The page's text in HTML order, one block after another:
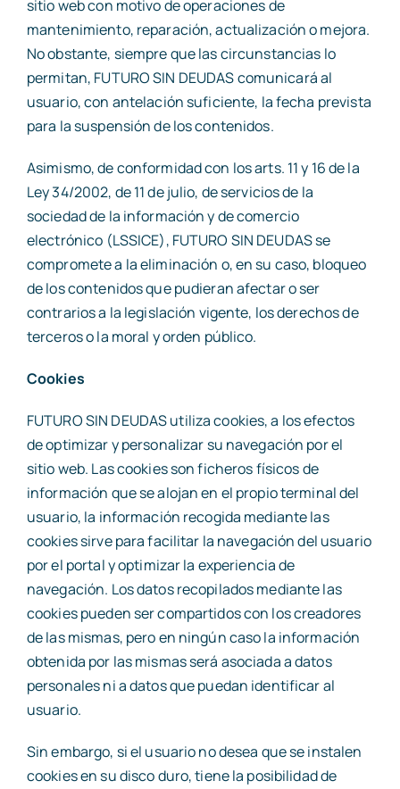
sitio web con motivo de operaciones de
mantenimiento, reparación, actualización o mejora.
No obstante, siempre que las circunstancias lo
permitan, FUTURO SIN DEUDAS comunicará al
usuario, con antelación suficiente, la fecha prevista
para la suspensión de los contenidos.
Asimismo, de conformidad con los arts. 11 y 16 de la
Ley 34/2002, de 11 de julio, de servicios de la
sociedad de la información y de comercio
electrónico (LSSICE), FUTURO SIN DEUDAS se
compromete a la eliminación o, en su caso, bloqueo
de los contenidos que pudieran afectar o ser
contrarios a la legislación vigente, los derechos de
terceros o la moral y orden público.
Cookies
FUTURO SIN DEUDAS utiliza cookies, a los efectos
de optimizar y personalizar su navegación por el
sitio web. Las cookies son ficheros físicos de
información que se alojan en el propio terminal del
usuario, la información recogida mediante las
cookies sirve para facilitar la navegación del usuario
por el portal y optimizar la experiencia de
navegación. Los datos recopilados mediante las
cookies pueden ser compartidos con los creadores
de las mismas, pero en ningún caso la información
obtenida por las mismas será asociada a datos
personales ni a datos que puedan identificar al
usuario.
Sin embargo, si el usuario no desea que se instalen
cookies en su disco duro, tiene la posibilidad de